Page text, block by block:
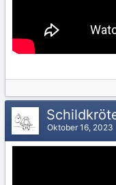
Oktober 16, 2023